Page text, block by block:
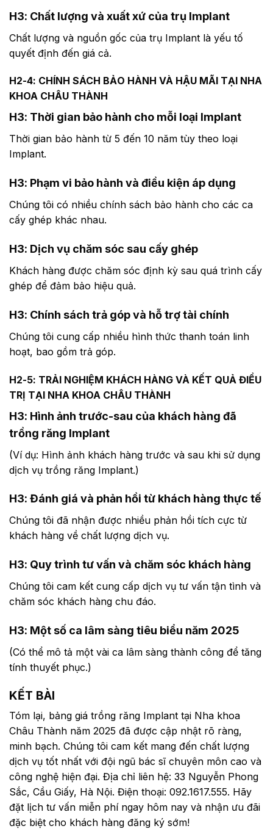
H3: Chất lượng và xuất xứ của trụ Implant
Chất lượng và nguồn gốc của trụ Implant là yếu tố
quyết định đến giá cả.
H2-4: CHÍNH SÁCH BẢO HÀNH VÀ HẬU MÃI TẠI NHA
KHOA CHÂU THÀNH
H3: Thời gian bảo hành cho mỗi loại Implant
Thời gian bảo hành từ 5 đến 10 năm tùy theo loại
Implant.
H3: Phạm vi bảo hành và điều kiện áp dụng
Chúng tôi có nhiều chính sách bảo hành cho các ca
cấy ghép khác nhau.
H3: Dịch vụ chăm sóc sau cấy ghép
Khách hàng được chăm sóc định kỳ sau quá trình cấy
ghép để đảm bảo hiệu quả.
H3: Chính sách trả góp và hỗ trợ tài chính
Chúng tôi cung cấp nhiều hình thức thanh toán linh
hoạt, bao gồm trả góp.
H2-5: TRẢI NGHIỆM KHÁCH HÀNG VÀ KẾT QUẢ ĐIỀU
TRỊ TẠI NHA KHOA CHÂU THÀNH
H3: Hình ảnh trước-sau của khách hàng đã
trồng răng Implant
(Ví dụ: Hình ảnh khách hàng trước và sau khi sử dụng
dịch vụ trồng răng Implant.)
H3: Đánh giá và phản hồi từ khách hàng thực tế
Chúng tôi đã nhận được nhiều phản hồi tích cực từ
khách hàng về chất lượng dịch vụ.
H3: Quy trình tư vấn và chăm sóc khách hàng
Chúng tôi cam kết cung cấp dịch vụ tư vấn tận tình và
chăm sóc khách hàng chu đáo.
H3: Một số ca lâm sàng tiêu biểu năm 2025
(Có thể mô tả một vài ca lâm sàng thành công để tăng
tính thuyết phục.)
KẾT BÀI
Tóm lại, bảng giá trồng răng Implant tại Nha khoa
Châu Thành năm 2025 đã được cập nhật rõ ràng,
minh bạch. Chúng tôi cam kết mang đến chất lượng
dịch vụ tốt nhất với đội ngũ bác sĩ chuyên môn cao và
công nghệ hiện đại. Địa chỉ liên hệ: 33 Nguyễn Phong
Sắc, Cầu Giấy, Hà Nội. Điện thoại: 092.1617.555. Hãy
đặt lịch tư vấn miễn phí ngay hôm nay và nhận ưu đãi
đặc biệt cho khách hàng đăng ký sớm!